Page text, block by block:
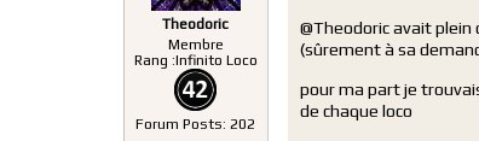
Theodoric
Membre
Rang :Infinito Loco
Forum Posts: 202
@Theodoric avait
(sûrement à sa
pour ma part je
de chaque loco